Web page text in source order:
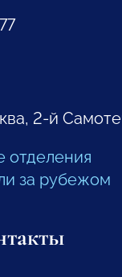
2-й
отделения
за рубежом